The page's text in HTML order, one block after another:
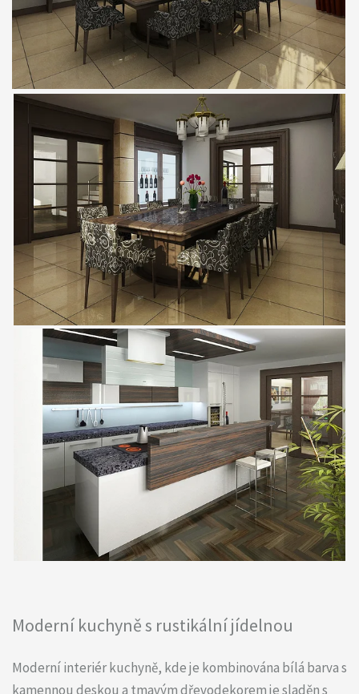
Moderní kuchyně s rustikální jídelnou
Moderní interiér kuchyně, kde je kombinována bílá barva s
kamennou deskou a tmavým dřevodekorem je sladěn s